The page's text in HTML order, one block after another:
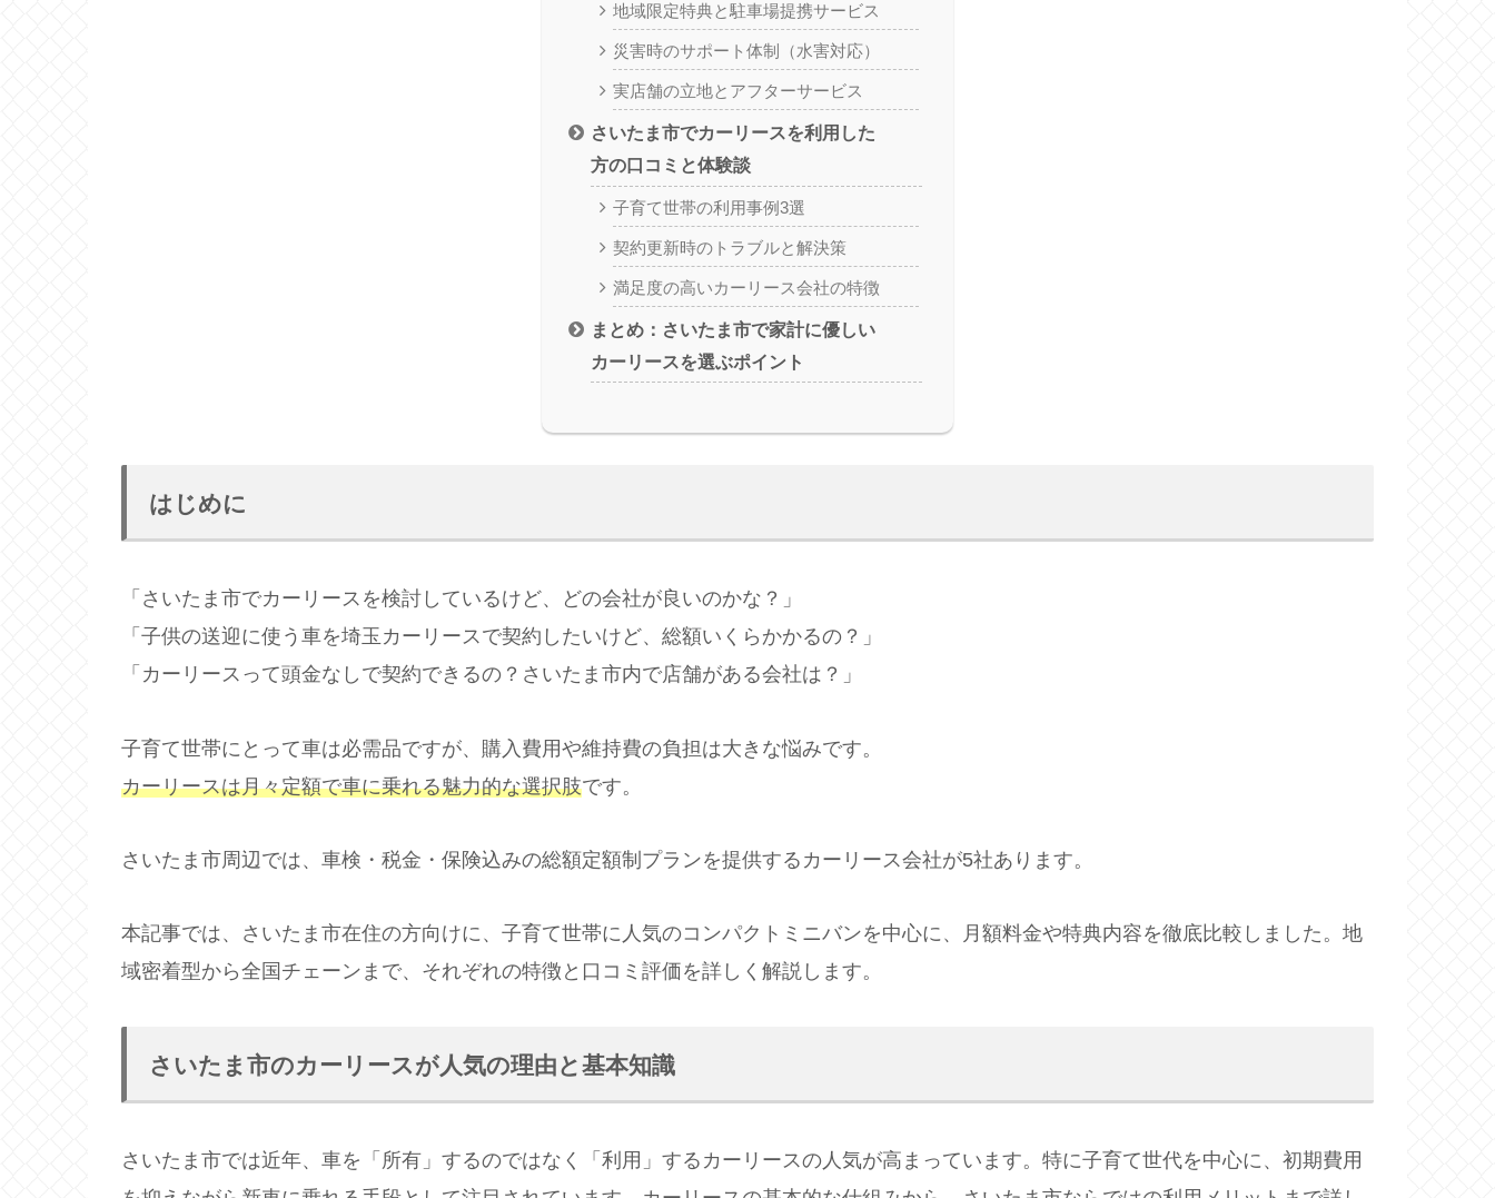
地域限定特典と駐車場提携サービス
災害時のサポート体制（水害対応）
実店舗の立地とアフターサービス
さいたま市でカーリースを利用した
方の口コミと体験談
子育て世帯の利用事例3選
契約更新時のトラブルと解決策
満足度の高いカーリース会社の特徴
まとめ：さいたま市で家計に優しい
カーリースを選ぶポイント
はじめに
「さいたま市でカーリースを検討しているけど、どの会社が良いのかな？」
「子供の送迎に使う車を埼玉カーリースで契約したいけど、総額いくらかかるの？」
「カーリースって頭金なしで契約できるの？さいたま市内で店舗がある会社は？」
子育て世帯にとって車は必需品ですが、購入費用や維持費の負担は大きな悩みです。
カーリースは月々定額で車に乗れる魅力的な選択肢です。
さいたま市周辺では、車検・税金・保険込みの総額定額制プランを提供するカーリース会社が5社あります。
本記事では、さいたま市在住の方向けに、子育て世帯に人気のコンパクトミニバンを中心に、月額料金や特典内容を徹底比較しました。地
域密着型から全国チェーンまで、それぞれの特徴と口コミ評価を詳しく解説します。
さいたま市のカーリースが人気の理由と基本知識
さいたま市では近年、車を「所有」するのではなく「利用」するカーリースの人気が高まっています。特に子育て世代を中心に、初期費用